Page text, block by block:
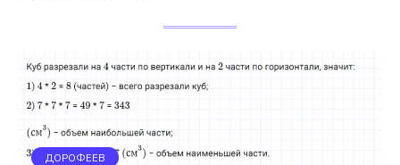
ДОРОФЕЕВ